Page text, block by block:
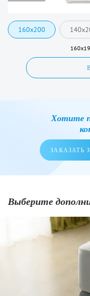
160x200
Хотите
ЗАКАЗАТЬ
Выберите